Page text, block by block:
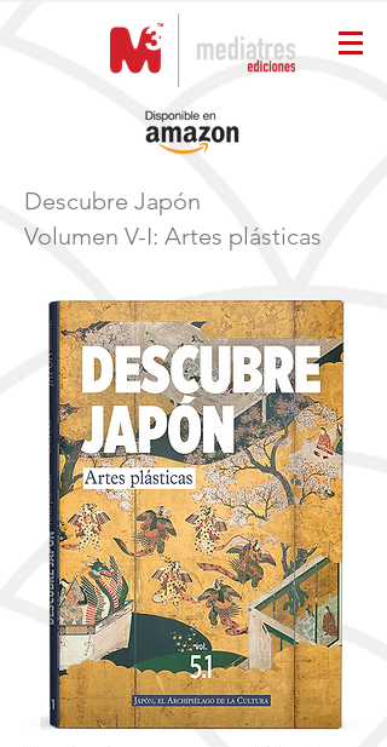
Descubre Japón
Volumen V-I: Artes plásticas